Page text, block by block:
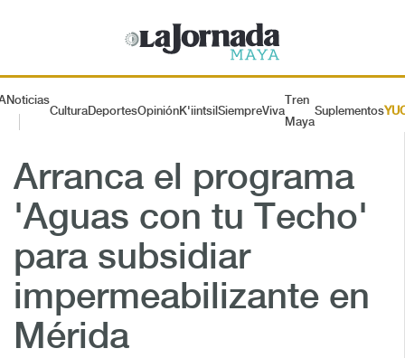
Noticias
CulturaDeportesOpiniónK'iintsil SiempreViva
Tren
Maya
Suplementos
Arranca el programa
'Aguas con tu Techo'
para subsidiar
impermeabilizante en
Mérida